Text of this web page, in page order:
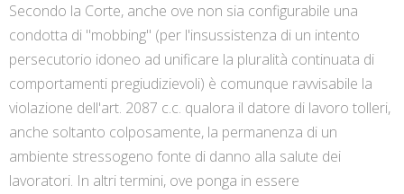
Secondo la Corte, anche ove non sia configurabile una
condotta di "mobbing" (per l'insussistenza di un intento
persecutorio idoneo ad unificare la pluralità continuata di
comportamenti pregiudizievoli) è comunque ravvisabile la
violazione dell'art. 2087 c.c. qualora il datore di lavoro tolleri,
anche soltanto colposamente, la permanenza di un
ambiente stressogeno fonte di danno alla salute dei
lavoratori. In altri termini, ove ponga in essere